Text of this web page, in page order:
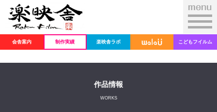
会舎案内 制作実績 楽映舎ラボ こどもフイルム
作品情報
WORKS